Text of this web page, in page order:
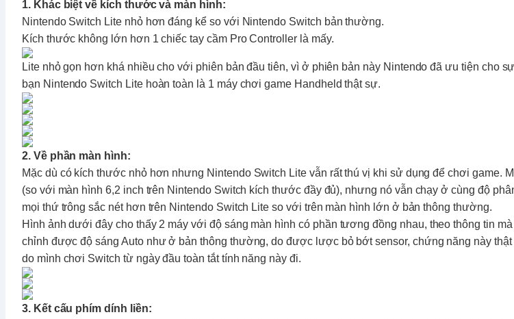
1. Khác biệt về kích thước và màn hình:
Nintendo Switch Litenhỏ hơn đáng kể so với Nintendo Switch bản thường.
Kích thước không lớn hơn 1 chiếc tay cầm Pro Controller là mấy.
Lite nhỏ gọn hơn khá nhiều cho với phiên bản đầu tiên, vì ở phiên bản này Nintendo đã ưu tiện cho
bạn Nintendo Switch Litehoàn toàn là 1 máy chơi game Handheld thật sự.
2. Về phần màn hình:
Mặc dù có kích thước nhỏ hơn nhưng Nintendo Switch Litevẫn rất thú vị khi sử dụng để chơi game.
(so với màn hình 6,2 inch trên Nintendo Switch kích thước đầy đủ), nhưng nó vẫn chạy ở cùng độ
mọi thứ trông sắc nét hơn trên Nintendo Switch Lite so với trên màn hình lớn ở bản thông thường.
Hình ảnh dưới đây cho thấy 2 máy với độ sáng màn hình có phần tương đồng nhau, theo thông tin
chỉnh được độ sáng Auto như ở bản thông thường, do được lược bỏ bớt sensor, chứng năng này
do mình chơi Switch từ ngày đầu toàn tắt tính năng này đi.
3. Kết cấu phím dính liền: